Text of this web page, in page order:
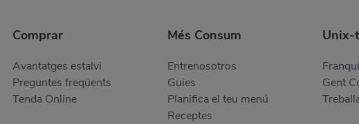
Comprar
Avantatges estalvi
Preguntes freqüents
Tenda Online
Més Consum
Entrenosotros
Guies
Planifica el teu menú
Receptes
Unix-
Gent